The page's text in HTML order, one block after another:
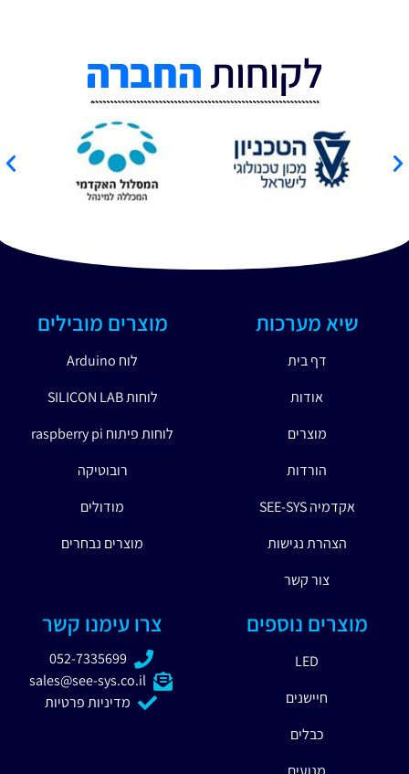
לקוחותהחברה
שיא מערכות
דף בית
אודות
מוצרים
הורדות
אקדמיה SEE-SYS
הצהרת נגישות
צור קשר
מוצרים מובילים
לוח Arduino
לוחות SILICON LAB
לוחות פיתוח raspberry pi
רובוטיקה
מודולים
מוצרים נבחרים
מוצרים נוספים
LED
חיישנים
כבלים
צרו עימנו קשר
052-7335699
sales@see-sys.co.il
מדיניות פרטיות